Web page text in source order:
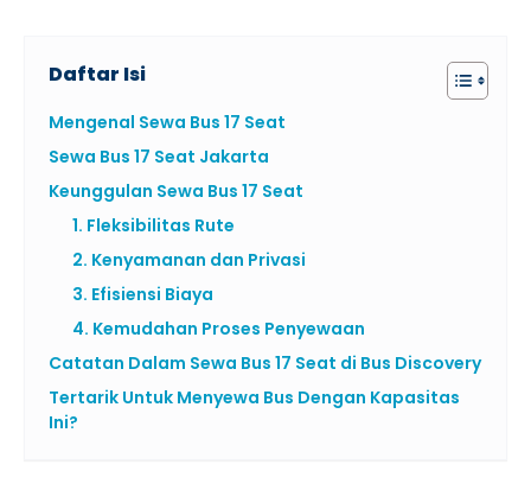
Daftar Isi
Mengenal Sewa Bus 17 Seat
Sewa Bus 17 Seat Jakarta
Keunggulan Sewa Bus 17 Seat
1. Fleksibilitas Rute
2. Kenyamanan dan Privasi
3. Efisiensi Biaya
4. Kemudahan Proses Penyewaan
Catatan Dalam Sewa Bus 17 Seat di Bus Discovery
Tertarik Untuk Menyewa Bus Dengan Kapasitas
Ini?